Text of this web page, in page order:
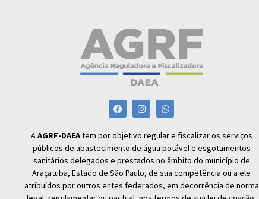
AAGRF-DAEAtem por objetivo regular e fiscalizar os serviços
públicos de abastecimento de água potável e esgotamentos
sanitários delegados e prestados no âmbito do município de
Araçatuba, Estado de São Paulo, de sua competência ou a ele
atribuídos por outros entes federados, em decorrência de norma